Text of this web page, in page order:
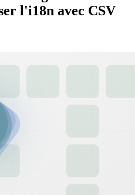
l'i18n avec CSV